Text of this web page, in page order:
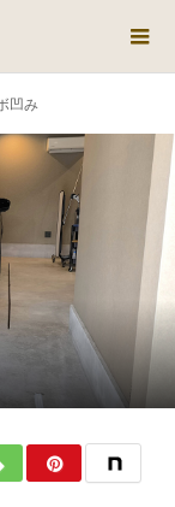
凹み